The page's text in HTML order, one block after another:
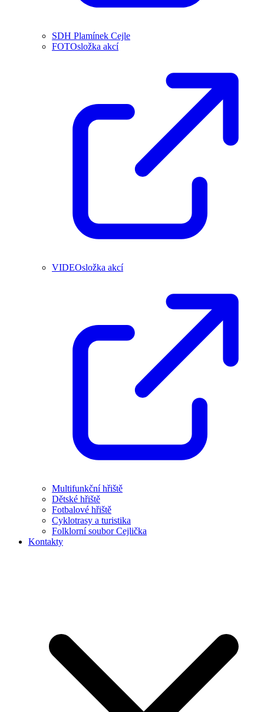
SDH Plamínek Cejle
FOTOsložka akcí
VIDEOsložka akcí
Multifunkční hřiště
Dětské hřiště
Fotbalové hřiště
Cyklotrasy a turistika
Folklorní soubor Cejlička
Kontakty